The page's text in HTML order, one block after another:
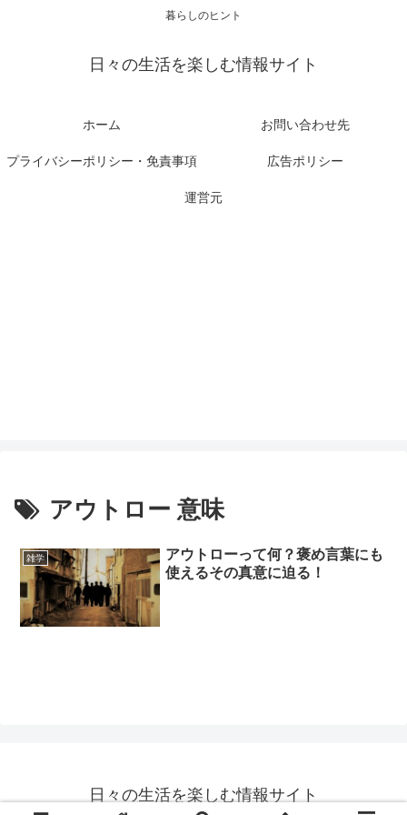
暮らしのヒント
日々の生活を楽しむ情報サイト
ホーム お問い合わせ先
プライバシーポリシー・免責事項 広告ポリシー
運営元
アウトロー 意味
雑学
アウトローって何？褒め言葉にも
使えるその真意に迫る！
日々の生活を楽しむ情報サイト